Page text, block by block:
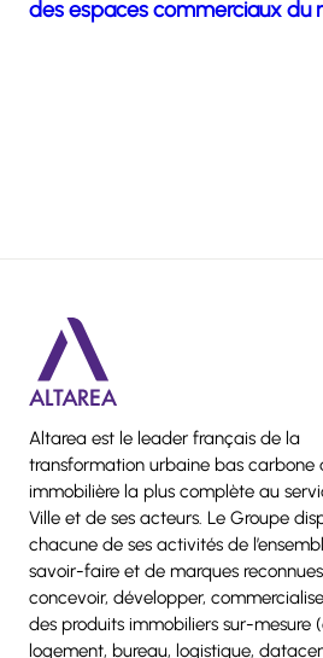
des espaces commerciaux du
Altarea est le leader français de la
transformation urbaine bas carbone
immobilière la plus complète au
Ville et de ses acteurs. Le Groupe
chacune de ses activités de
savoir-faire et de marques
concevoir, développer,
des produits immobiliers sur-mesure
logement, bureau, logistique,